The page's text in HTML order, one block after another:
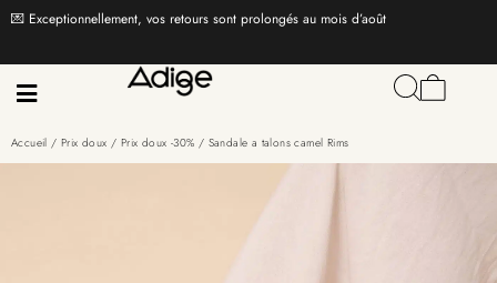
💌 Exceptionnellement, vos retours sont prolongés au mois d’août
Accueil /Prix doux / Prix doux -30% / Sandale a talons camel Rims